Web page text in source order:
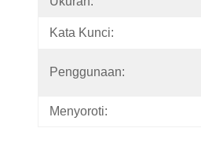
Kata Kunci:
Penggunaan:
Menyoroti: